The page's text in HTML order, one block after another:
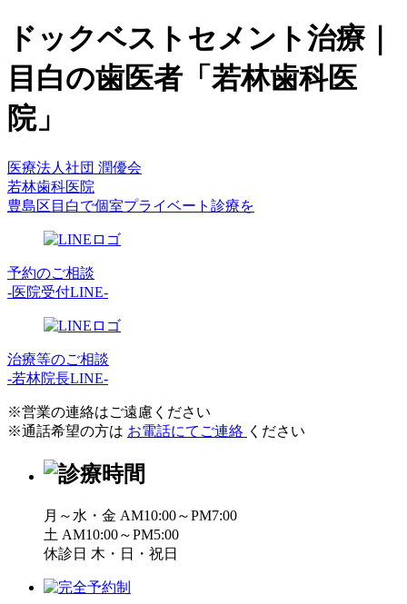
ドックベストセメント治療｜
目白の歯医者「若林歯科医
院」
医療法人社団 潤優会
若林歯科医院
豊島区目白で個室プライベート診療を
予約のご相談
-医院受付LINE-
治療等のご相談
-若林院長LINE-
※営業の連絡はご遠慮ください
※通話希望の方は お電話にてご連絡 ください
月～水・金 AM10:00～PM7:00
土 AM10:00～PM5:00
休診日 木・日・祝日